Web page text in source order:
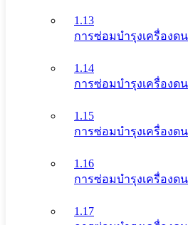
1.13
การซ่อมบำรุงเครื่องด
1.14
การซ่อมบำรุงเครื่องดน
1.15
การซ่อมบำรุงเครื่องดน
1.16
การซ่อมบำรุงเครื่องด
1.17